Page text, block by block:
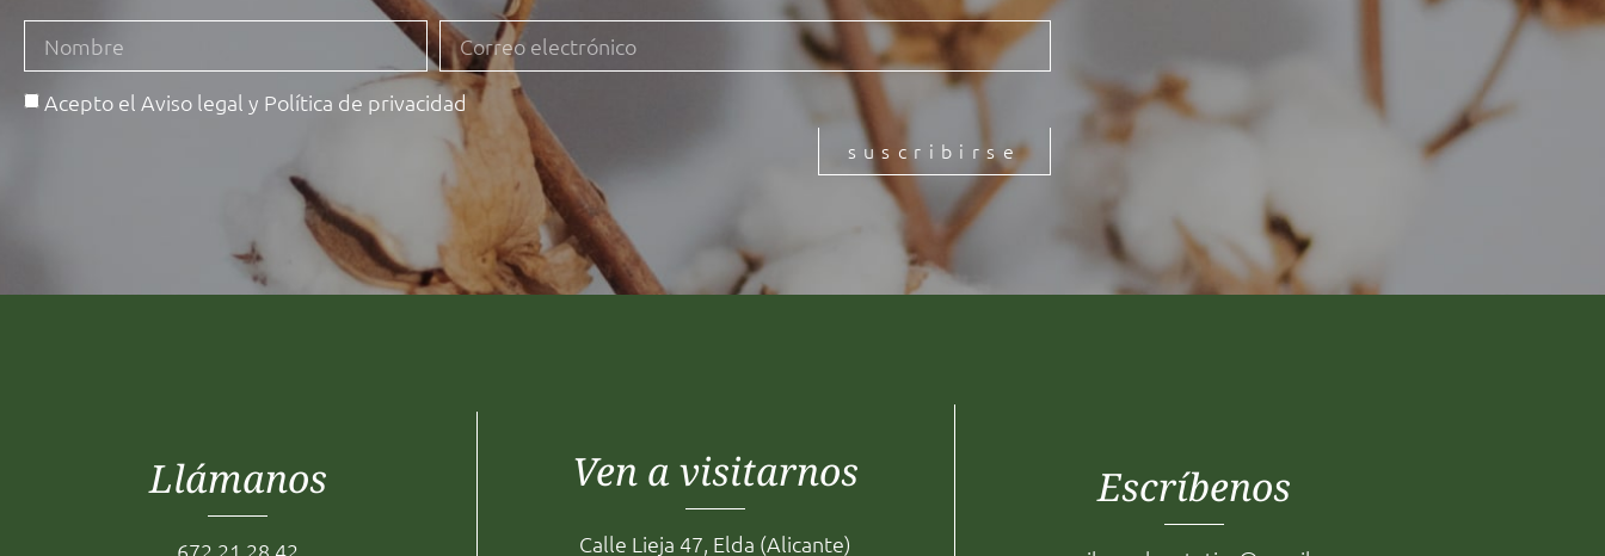
Acepto el Aviso legal y Política de privacidad
suscribirse
Llámanos
672 21 28 42
Ven a visitarnos
Calle Lieja 47, Elda (Alicante)
Escríbenos